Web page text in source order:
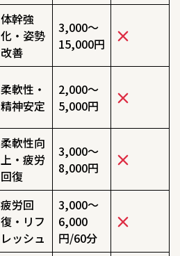
体幹強
化・姿勢
改善
3,000〜
15,000円
柔軟性・
精神安定
2,000〜
5,000円
柔軟性向
上・疲労
回復
3,000〜
8,000円
疲労回
復・リフ
レッシュ
3,000〜
6,000
円/60分